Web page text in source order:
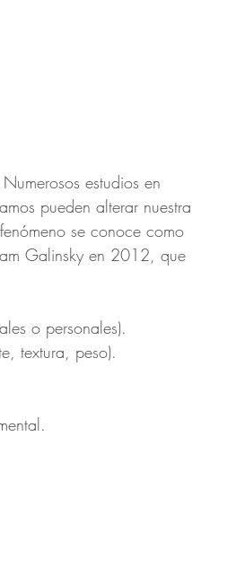
estudios en
pueden alterar nuestra
se conoce como
Galinsky en 2012, que
o personales).
textura, peso).